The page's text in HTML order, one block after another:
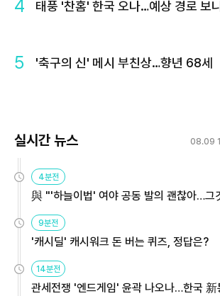
4 태풍 '찬홈' 한국 오나…예상 경로 보
5 '축구의 신' 메시 부친상…향년 68세
실시간 뉴스 08.09
4분전
與 "'하늘이법' 여야 공동 발의 괜찮아…그
9분전
'캐시딜' 캐시워크 돈 버는 퀴즈, 정답은?
14분전
관세전쟁 '엔드게임' 윤곽 나오나…한국 新